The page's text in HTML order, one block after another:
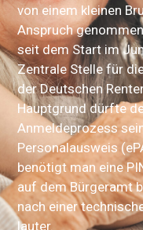
von einem kleinen
Anspruch
seit dem Start im
Zentrale Stelle für
der Deutschen
Hauptgrund dürfte
Anmeldeprozess
Personalausweis
benötigt man eine
auf dem Bürgeramt
nach einer
lauter.